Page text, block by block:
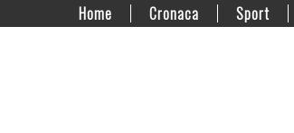
Home Cronaca Sport